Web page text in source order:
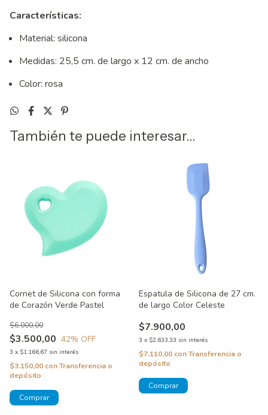
Características:
Material: silicona
Medidas: 25,5 cm. de largo x 12 cm. de ancho
Color: rosa
También te puede interesar...
Cornet de Silicona con forma
de Corazón Verde Pastel
$3.500,00
$6.000,00
42% OFF
3 x $1.166,67 sin interés
$3.150,00 conTransferencia o
depósito
Espatula de Silicona de 27 cm.
de largo Color Celeste
$7.900,00
3 x $2.633,33 sin interés
$7.110,00 conTransferencia o
depósito